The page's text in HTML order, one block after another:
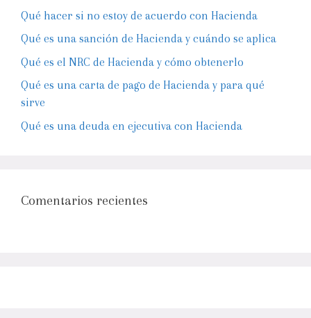
Qué hacer si no estoy de acuerdo con Hacienda
Qué es una sanción de Hacienda y cuándo se aplica
Qué es el NRC de Hacienda y cómo obtenerlo
Qué es una carta de pago de Hacienda y para qué
sirve
Qué es una deuda en ejecutiva con Hacienda
Comentarios recientes